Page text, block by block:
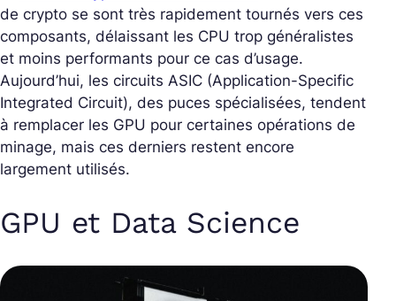
de crypto se sont très rapidement tournés vers ces
composants, délaissant les CPU trop généralistes
et moins performants pour ce cas d’usage.
Aujourd’hui, les circuits ASIC (Application-Specific
Integrated Circuit), des puces spécialisées, tendent
à remplacer les GPU pour certaines opérations de
minage, mais ces derniers restent encore
largement utilisés.
GPU et Data Science